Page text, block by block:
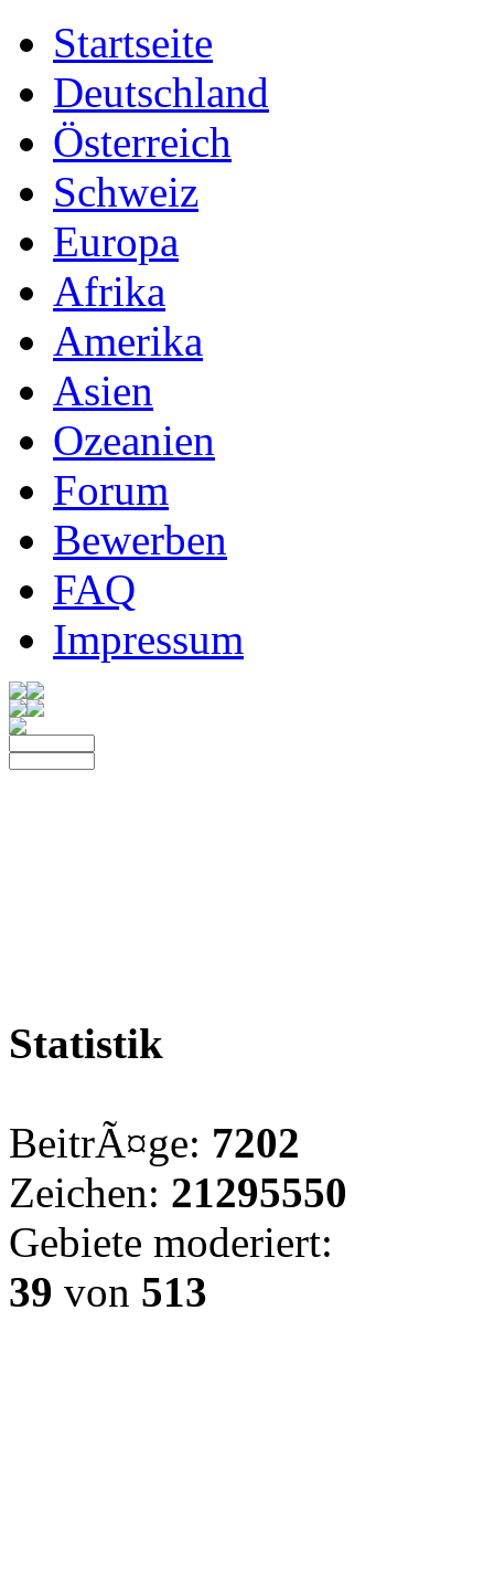
Startseite
Deutschland
Österreich
Schweiz
Europa
Afrika
Amerika
Asien
Ozeanien
Forum
Bewerben
FAQ
Impressum
Statistik
BeitrÃ¤ge: 7202
Zeichen: 21295550
Gebiete moderiert:
39 von 513